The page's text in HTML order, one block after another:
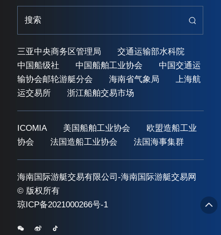
三亚中央商务区管理局
交通运输部水科院
中国船级社
中国船舶工业协会
中国交通运
输协会邮轮游艇分会
海南省气象局
上海航
运交易所
浙江船舶交易市场
ICOMIA 美国船舶工业协会
欧盟造船工业
协会
法国造船工业协会 法国海事集群
海南国际游艇交易有限公司-海南国际游艇交易网
© 版权所有
琼ICP备2021000266号-1